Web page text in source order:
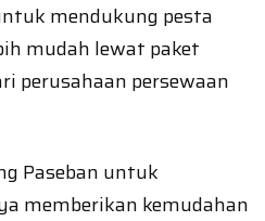
mendukung pesta
mudah lewat paket
perusahaan persewaan
Paseban untuk
memberikan kemudahan